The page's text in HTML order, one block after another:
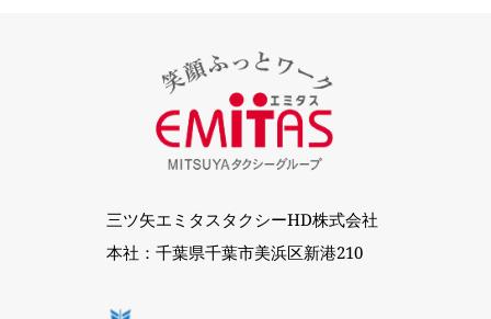
三ツ矢エミタスタクシーHD株式会社
本社：千葉県千葉市美浜区新港210